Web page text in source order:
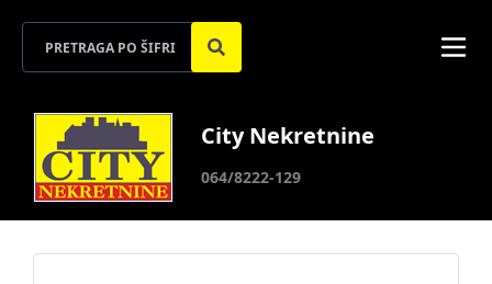
City Nekretnine
064/8222-129